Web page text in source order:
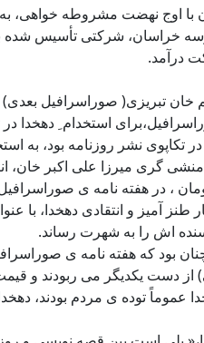
خراسان، شرکتی تأسیس شده
قاسم خان تبریزی(
استخدام
تکاپوی نشر روزنامه بود، به
گری میرزا علی اکبر خان،
طنز آمیز و انتقادی دهخدا، با
اش را به شهرت رساند.
بود که هفته نامه ی
از دست یکدیگر می ربودند
عموماً توده ی مردم بودند،